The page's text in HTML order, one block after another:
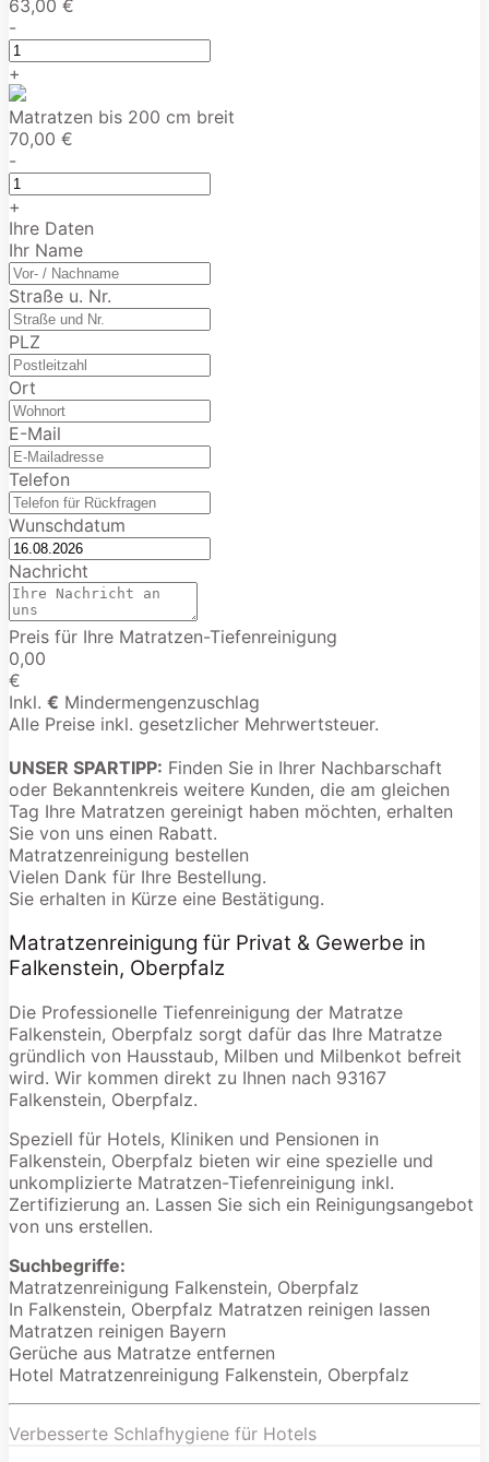
63,00 €
-
+
Matratzen bis 200 cm breit
70,00 €
-
+
Ihre Daten
Ihr Name
Straße u. Nr.
PLZ
Ort
E-Mail
Telefon
Wunschdatum
Nachricht
Preis für Ihre Matratzen-Tiefenreinigung
0,00
€
Inkl. € Mindermengenzuschlag
Alle Preise inkl. gesetzlicher Mehrwertsteuer.
UNSER SPARTIPP: Finden Sie in Ihrer Nachbarschaft
oder Bekanntenkreis weitere Kunden, die am gleichen
Tag Ihre Matratzen gereinigt haben möchten, erhalten
Sie von uns einen Rabatt.
Matratzenreinigung bestellen
Vielen Dank für Ihre Bestellung.
Sie erhalten in Kürze eine Bestätigung.
Matratzenreinigung für Privat & Gewerbe in
Falkenstein, Oberpfalz
Die Professionelle Tiefenreinigung der Matratze
Falkenstein, Oberpfalz sorgt dafür das Ihre Matratze
gründlich von Hausstaub, Milben und Milbenkot befreit
wird. Wir kommen direkt zu Ihnen nach 93167
Falkenstein, Oberpfalz.
Speziell für Hotels, Kliniken und Pensionen in
Falkenstein, Oberpfalz bieten wir eine spezielle und
unkomplizierte Matratzen-Tiefenreinigung inkl.
Zertifizierung an. Lassen Sie sich ein Reinigungsangebot
von uns erstellen.
Suchbegriffe:
Matratzenreinigung Falkenstein, Oberpfalz
In Falkenstein, Oberpfalz Matratzen reinigen lassen
Matratzen reinigen Bayern
Gerüche aus Matratze entfernen
Hotel Matratzenreinigung Falkenstein, Oberpfalz
Verbesserte Schlafhygiene für Hotels